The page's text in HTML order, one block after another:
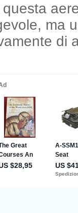
questa
ma
di